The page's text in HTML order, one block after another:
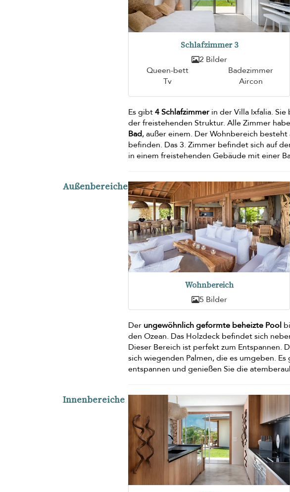
Schlafzimmer 3
2 Bilder
Queen-bett
Badezimmer
Tv
Aircon
Es gibt4 Schlafzimmer in der Villa Ixfalia.
der freistehenden Struktur. Alle Zimmer
Bad, außer einem. Der Wohnbereich
befinden. Das 3. Zimmer befindet sich auf
in einem freistehenden Gebäude mit einer
Außenbereiche
Wohnbereich
5 Bilder
Der ungewöhnlich geformte beheizte Pool
den Ozean. Das Holzdeck befindet sich
Dieser Bereich ist perfekt zum Entspannen.
sich wiegenden Palmen, die es umgeben.
entspannen und genießen Sie die
Innenbereiche